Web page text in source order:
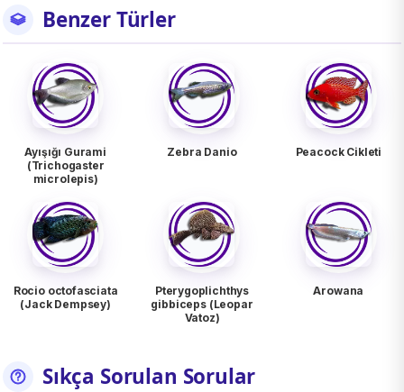
Benzer Türler
Ayışığı Gurami
(Trichogaster
microlepis)
Zebra Danio Peacock Cikleti
Rocio octofasciata
(Jack Dempsey)
Pterygoplichthys
gibbiceps (Leopar
Vatoz)
Arowana
Sıkça Sorulan Sorular